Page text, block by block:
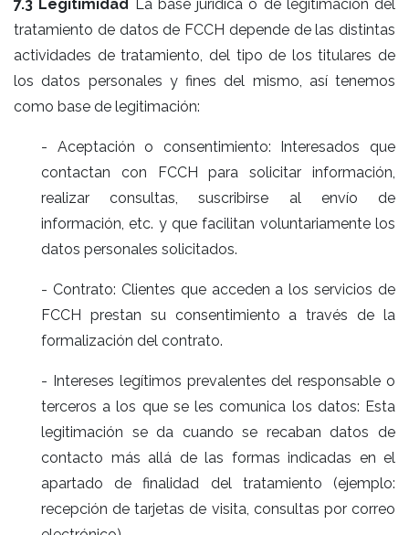
7.3 Legitimidad La base jurídica o de legitimación del
tratamiento de datos de FCCH depende de las distintas
actividades de tratamiento, del tipo de los titulares de
los datos personales y fines del mismo, así tenemos
como base de legitimación:
- Aceptación o consentimiento: Interesados que
contactan con FCCH para solicitar información,
realizar consultas, suscribirse al envío de
información, etc. y que facilitan voluntariamente los
datos personales solicitados.
- Contrato: Clientes que acceden a los servicios de
FCCH prestan su consentimiento a través de la
formalización del contrato.
- Intereses legítimos prevalentes del responsable o
terceros a los que se les comunica los datos: Esta
legitimación se da cuando se recaban datos de
contacto más allá de las formas indicadas en el
apartado de finalidad del tratamiento (ejemplo:
recepción de tarjetas de visita, consultas por correo